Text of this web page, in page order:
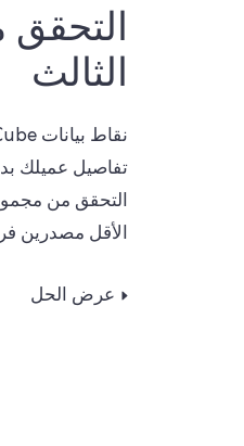
الثالث
نقاط بيانات ComplyCube العالمية والشاملة
تفاصيل عميلك
التحقق من
الأقل مصدرين
عرض الحل